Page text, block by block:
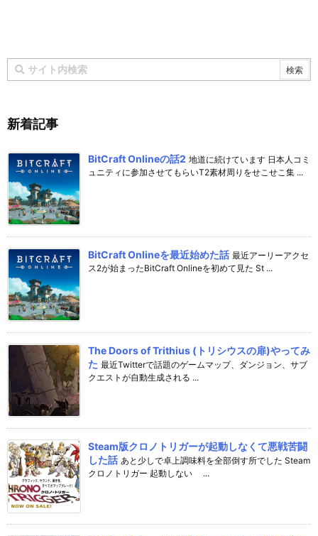
新着記事
BitCraft Onlineの話2 地道に続けています 日本人コミ
ュニティに参加させてもらいT2素材周りをせこせこ集 ...
BitCraft Onlineを最近始めた話 最近アーリーアクセ
ス2が始まったBitCraft Onlineを初めて見た St ...
The Doors of Trithius (トリシウスの扉)やってみ
た 最近Twitterで話題のゲームマップ、ダンジョン、サブ
クエストが自動生成される ...
Steam版クロノトリガーが起動しなくて悪戦苦闘
した話 あと少しで卓上調味料を全部倒す所でした Steam
クロノトリガー 起動しない ...